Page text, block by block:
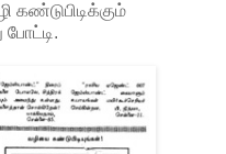
கண்டுபிடிக்கும்
போட்டி.